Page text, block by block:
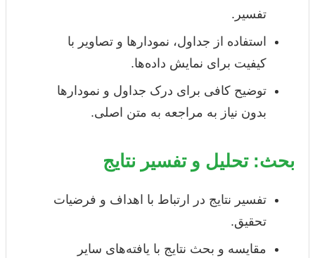
تفسیر.
استفاده از جداول، نمودارها و تصاویر با
کیفیت برای نمایش داده‌ها.
توضیح کافی برای درک جداول و نمودارها
بدون نیاز به مراجعه به متن اصلی.
بحث: تحلیل و تفسیر نتایج
تفسیر نتایج در ارتباط با اهداف و فرضیات
تحقیق.
مقایسه و بحث نتایج با یافته‌های سایر